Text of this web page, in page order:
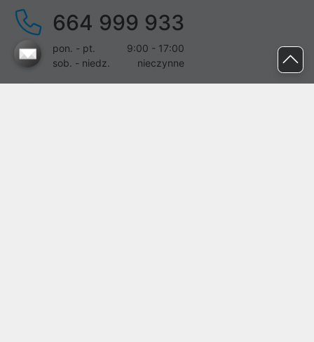
664 999 933
pon. - pt.
9:00 - 17:00
sob. - niedz.
nieczynne